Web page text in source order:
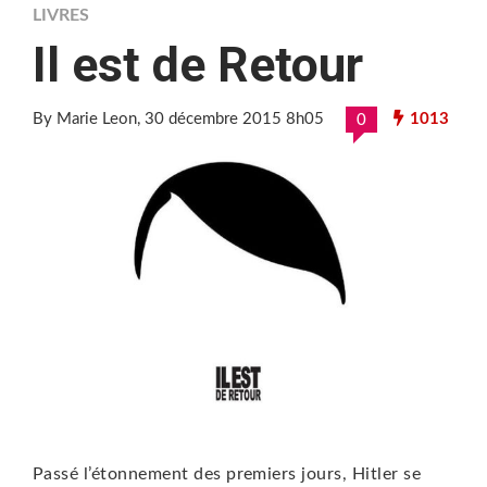
LIVRES
Il est de Retour
By Marie Leon, 30 décembre 2015 8h05 0 1013
Passé l’étonnement des premiers jours, Hitler se